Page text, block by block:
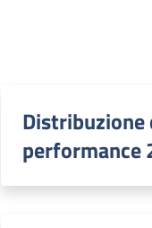
Distribuzione
performance